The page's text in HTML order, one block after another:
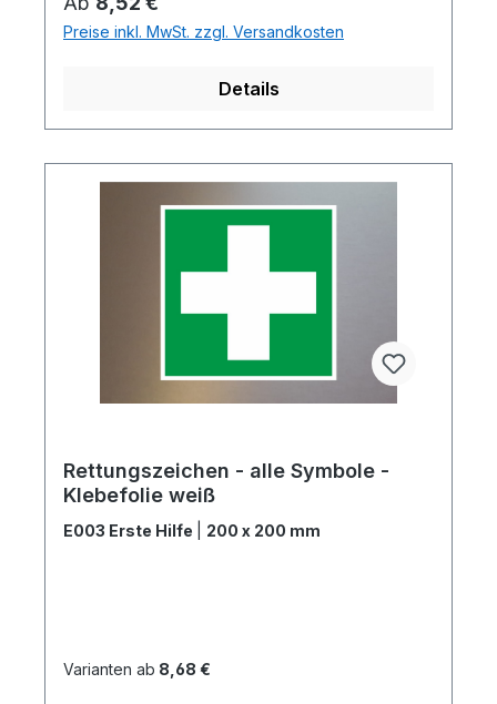
Preise inkl. MwSt. zzgl. Versandkosten
Details
Rettungszeichen - alle Symbole -
Klebefolie weiß
E003 Erste Hilfe 200 x 200 mm
Varianten ab 8,68 €